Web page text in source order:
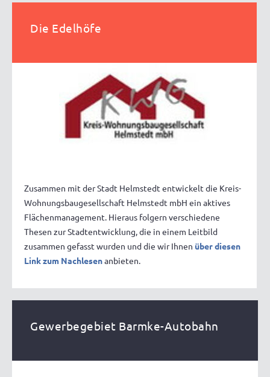
Die Edelhöfe
Zusammen mit der Stadt Helmstedt entwickelt die Kreis-
Wohnungsbaugesellschaft Helmstedt mbH ein aktives
Flächenmanagement. Hieraus folgern verschiedene
Thesen zur Stadtentwicklung, die in einem Leitbild
zusammen gefasst wurden und die wir Ihnen über diesen
Link zum Nachlesenanbieten.
Gewerbegebiet Barmke-Autobahn